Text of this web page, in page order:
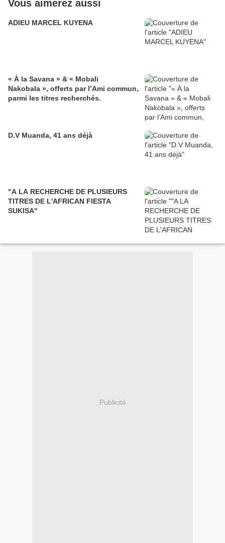
Vous aimerez aussi
ADIEU MARCEL KUYENA
« À la Savana » & « Mobali
Nakobala », offerts par l’Ami commun,
parmi les titres recherchés.
D.V Muanda, 41 ans déjà
"A LA RECHERCHE DE PLUSIEURS
TITRES DE L'AFRICAN FIESTA
SUKISA"
Publicité